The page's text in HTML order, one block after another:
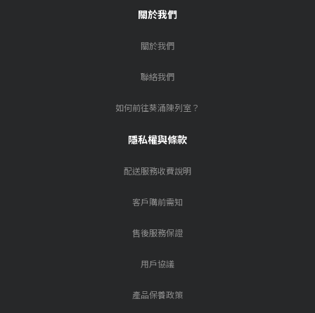
關於我們
關於我們
聯絡我們
如何前往葵涌陳列室？
隱私權與條款
配送服務收費說明
客戶購前需知
售後服務保證
用戶協議
產品保養政策